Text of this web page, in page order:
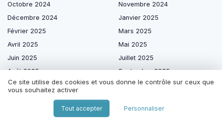
Octobre 2024
Novembre 2024
Décembre 2024
Janvier 2025
Février 2025
Mars 2025
Avril 2025
Mai 2025
Juin 2025
Juillet 2025
Août 2025
Septembre 2025
Octobre 2025
Novembre 2025
Décembre 2025
Mars 2026
Ce site utilise des cookies et vous donne le contrôle sur ceux que
vous souhaitez activer
Tout accepter Personnaliser